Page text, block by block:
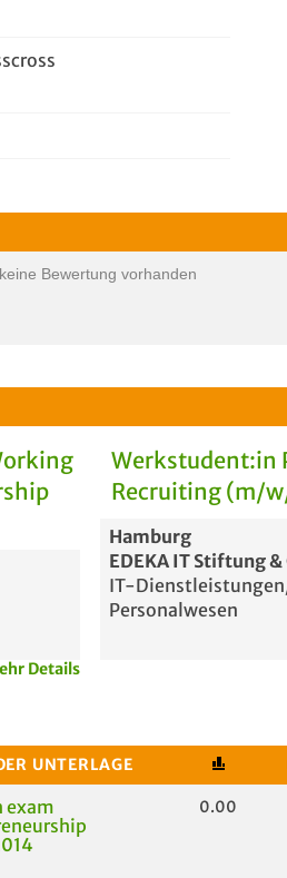
Bewertung vorhanden
Details
Werkstudent:in
Recruiting (m/
Hamburg
EDEKA IT Stiftung &
IT-
Personalwesen
UNTERLAGE
exam
0.00